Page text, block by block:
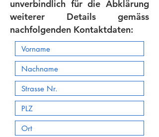
unverbindlich für die Abklärung
weiterer Details gemäss
nachfolgenden Kontaktdaten: